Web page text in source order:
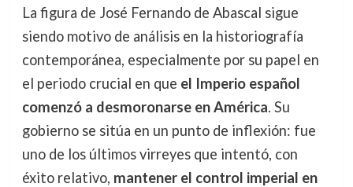
La figura de José Fernando de Abascal sigue
siendo motivo de análisis en la historiografía
contemporánea, especialmente por su papel en
el periodo crucial en que el Imperio español
comenzó a desmoronarse en América. Su
gobierno se sitúa en un punto de inflexión: fue
uno de los últimos virreyes que intentó, con
éxito relativo, mantener el control imperial en